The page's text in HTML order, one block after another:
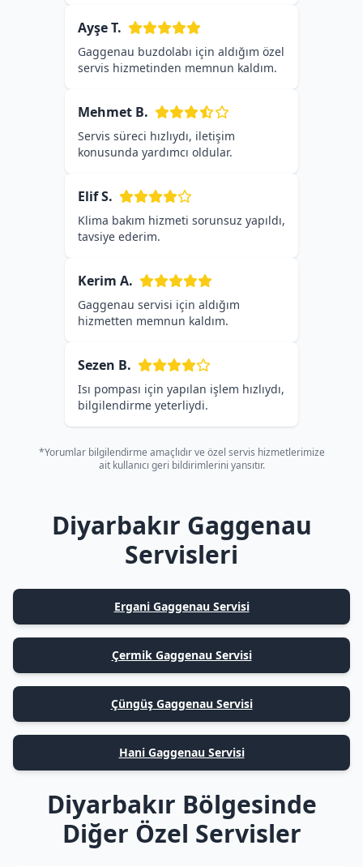
Ayşe T.
Gaggenau buzdolabı için aldığım özel
servis hizmetinden memnun kaldım.
Mehmet B.
Servis süreci hızlıydı, iletişim
konusunda yardımcı oldular.
Elif S.
Klima bakım hizmeti sorunsuz yapıldı,
tavsiye ederim.
Kerim A.
Gaggenau servisi için aldığım
hizmetten memnun kaldım.
Sezen B.
Isı pompası için yapılan işlem hızlıydı,
bilgilendirme yeterliydi.
*Yorumlar bilgilendirme amaçlıdır ve özel servis hizmetlerimize
ait kullanıcı geri bildirimlerini yansıtır.
Diyarbakır Gaggenau
Servisleri
Ergani Gaggenau Servisi
Çermik Gaggenau Servisi
Çüngüş Gaggenau Servisi
Hani Gaggenau Servisi
Diyarbakır Bölgesinde
Diğer Özel Servisler